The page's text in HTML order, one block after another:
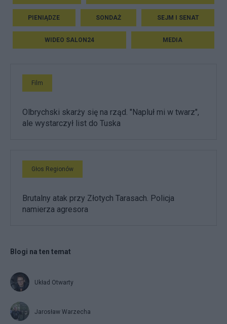
PIENIĄDZE SONDAŻ SEJM I SENAT
WIDEO SALON24 MEDIA
Film
Olbrychski skarży się na rząd. "Napluł mi w twarz",
ale wystarczył list do Tuska
Głos Regionów
Brutalny atak przy Złotych Tarasach. Policja
namierza agresora
Blogi na ten temat
Układ Otwarty
Jarosław Warzecha